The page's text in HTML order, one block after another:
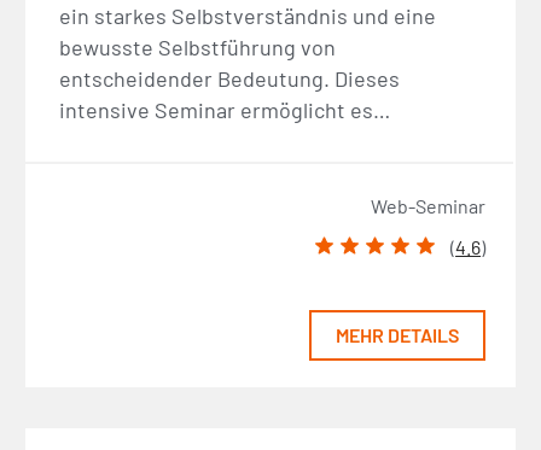
ein starkes Selbstverständnis und eine
bewusste Selbstführung von
entscheidender Bedeutung. Dieses
intensive Seminar ermöglicht es…
Web-Seminar
(4.6)
MEHR DETAILS